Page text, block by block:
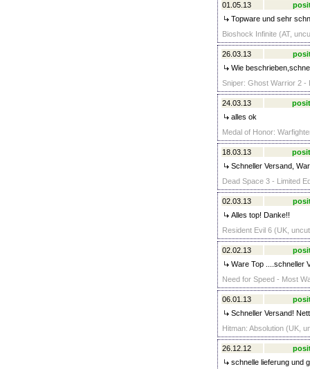
01.05.13
Topware und sehr
Bioshock Infinite (AT,
26.03.13
Wie
Sniper: Ghost Warrior 2 -
24.03.13
alles ok
Medal of Honor:
18.03.13
Schneller Versand,
Dead Space 3 - Limited
02.03.13
Alles top! Danke!!
Resident Evil 6 (UK,
02.02.13
Ware Top ....schneller
Need for Speed - Most
06.01.13
Schneller Versand!
Hitman: Absolution (UK,
26.12.12
schnelle lieferung und